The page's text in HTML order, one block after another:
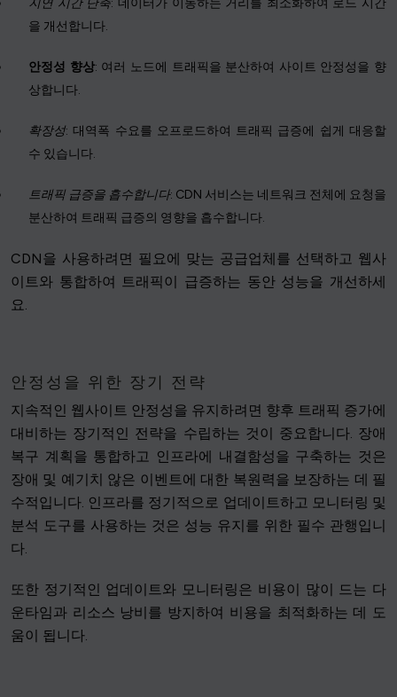
지연 시간 단축: 데이터가 이동하는 거리를 최소화하여 로드 시간
을 개선합니다.
안정성 향상: 여러 노드에 트래픽을 분산하여 사이트 안정성을 향
상합니다.
확장성: 대역폭 수요를 오프로드하여 트래픽 급증에 쉽게 대응할
수 있습니다.
트래픽 급증을 흡수합니다: CDN 서비스는 네트워크 전체에 요청을
분산하여 트래픽 급증의 영향을 흡수합니다.
CDN을 사용하려면 필요에 맞는 공급업체를 선택하고 웹사
이트와 통합하여 트래픽이 급증하는 동안 성능을 개선하세
요.
안정성을 위한 장기 전략
지속적인 웹사이트 안정성을 유지하려면 향후 트래픽 증가에
대비하는 장기적인 전략을 수립하는 것이 중요합니다. 장애
복구 계획을 통합하고 인프라에 내결함성을 구축하는 것은
장애 및 예기치 않은 이벤트에 대한 복원력을 보장하는 데 필
수적입니다. 인프라를 정기적으로 업데이트하고 모니터링 및
분석 도구를 사용하는 것은 성능 유지를 위한 필수 관행입니
다.
또한 정기적인 업데이트와 모니터링은 비용이 많이 드는 다
운타임과 리소스 낭비를 방지하여 비용을 최적화하는 데 도
움이 됩니다.